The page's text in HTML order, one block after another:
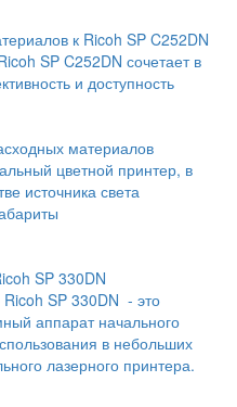
к Ricoh SP C252DN
SP C252DN сочетает в
и доступность
материалов
цветной принтер, в
источника света
SP 330DN
SP 330DN - это
аппарат начального
в небольших
лазерного принтера.